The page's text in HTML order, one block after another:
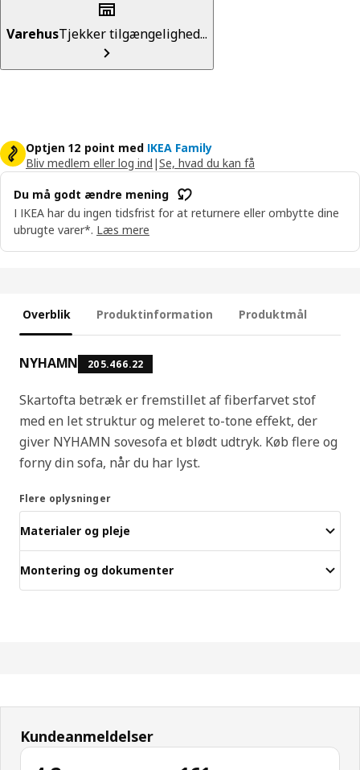
VarehusTjekker tilgængelighed...
Optjen 12 point med IKEA Family
Bliv medlem eller log ind |Se, hvad du kan få
Du må godt ændre mening
I IKEA har du ingen tidsfrist for at returnere eller ombytte dine
ubrugte varer*. Læs mere
Overblik Produktinformation Produktmål
NYHAMN 205.466.22
Skartofta betræk er fremstillet af fiberfarvet stof
med en let struktur og meleret to-tone effekt, der
giver NYHAMN sovesofa et blødt udtryk. Køb flere og
forny din sofa, når du har lyst.
Flere oplysninger
Materialer og pleje
Montering og dokumenter
Kundeanmeldelser